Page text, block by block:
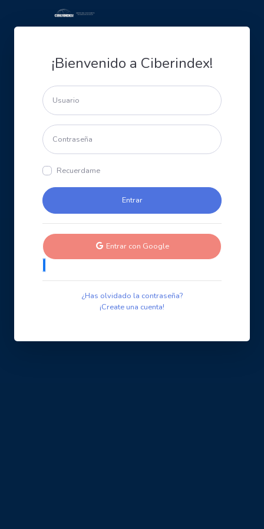
¡Bienvenido a Ciberindex!
Recuerdame
Entrar con Google
¿Has olvidado la contraseña?
¡Create una cuenta!